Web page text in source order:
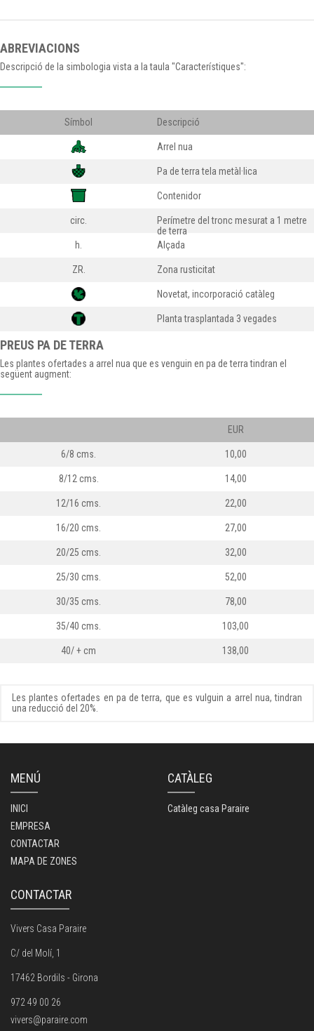
ABREVIACIONS
Descripció de la simbologia vista a la taula "Característiques":
Símbol Descripció
Arrel nua
Pa de terra tela metàl·lica
Contenidor
circ.
Perímetre del tronc mesurat a 1 metre
de terra
h.
Alçada
ZR. Zona rusticitat
Novetat, incorporació catàleg
Planta trasplantada 3 vegades
PREUS PA DE TERRA
Les plantes ofertades a arrel nua que es venguin en pa de terra tindran el
següent augment:
EUR
6/8 cms. 10,00
8/12 cms. 14,00
12/16 cms. 22,00
16/20 cms. 27,00
20/25 cms. 32,00
25/30 cms. 52,00
30/35 cms. 78,00
35/40 cms. 103,00
40/ + cm 138,00
Les plantes ofertades en pa de terra, que es vulguin a arrel nua, tindran
una reducció del 20%.
MENÚ
INICI
EMPRESA
CONTACTAR
MAPA DE ZONES
CATÀLEG
Catàleg casa Paraire
CONTACTAR
Vivers Casa Paraire
C/ del Molí, 1
17462 Bordils - Girona
972 49 00 26
vivers@paraire.com